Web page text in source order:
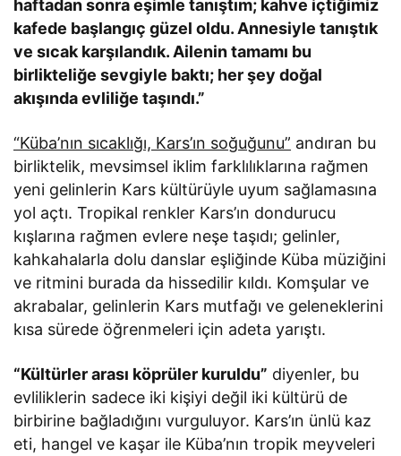
haftadan sonra eşimle tanıştım; kahve içtiğimiz
kafede başlangıç güzel oldu. Annesiyle tanıştık
ve sıcak karşılandık. Ailenin tamamı bu
birlikteliğe sevgiyle baktı; her şey doğal
akışında evliliğe taşındı.”
“Küba’nın sıcaklığı, Kars’ın soğuğunu” andıran bu
birliktelik, mevsimsel iklim farklılıklarına rağmen
yeni gelinlerin Kars kültürüyle uyum sağlamasına
yol açtı. Tropikal renkler Kars’ın dondurucu
kışlarına rağmen evlere neşe taşıdı; gelinler,
kahkahalarla dolu danslar eşliğinde Küba müziğini
ve ritmini burada da hissedilir kıldı. Komşular ve
akrabalar, gelinlerin Kars mutfağı ve geleneklerini
kısa sürede öğrenmeleri için adeta yarıştı.
“Kültürler arası köprüler kuruldu” diyenler, bu
evliliklerin sadece iki kişiyi değil iki kültürü de
birbirine bağladığını vurguluyor. Kars’ın ünlü kaz
eti, hangel ve kaşar ile Küba’nın tropik meyveleri